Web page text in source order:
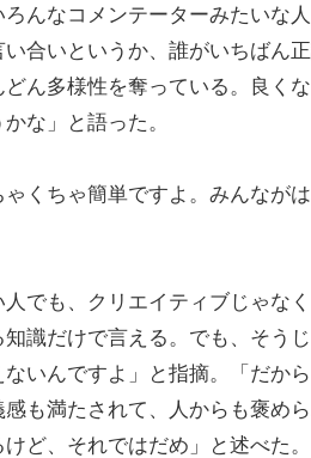
んなコメンテーターみたいな
合いというか、誰がいちばん
どん多様性を奪っている。良く
な」と語った。
くちゃ簡単ですよ。みんなが
でも、クリエイティブじゃな
識だけで言える。でも、そう
いんですよ」と指摘。「だか
も満たされて、人からも褒め
ど、それではだめ」と述べた。